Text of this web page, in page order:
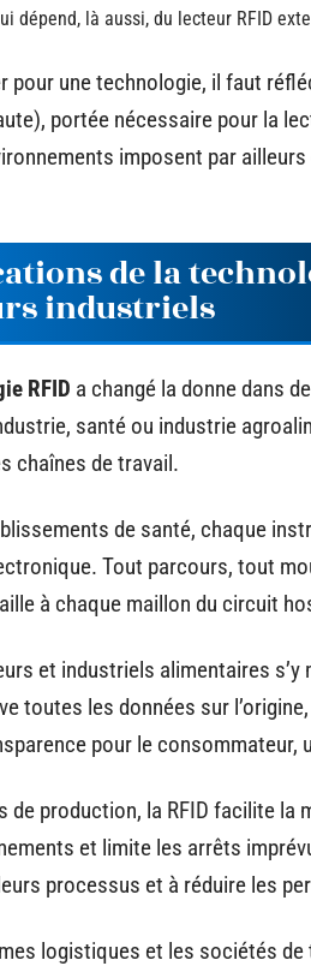
dépend, là aussi, du lecteur RFID
pour une technologie, il faut
portée nécessaire pour la
imposent par
de la
industriels
RFID a changé la donne dans
santé ou industrie
chaînes de travail.
de santé, chaque
Tout parcours, tout
à chaque maillon du circuit
et industriels alimentaires
toutes les données sur
pour le consommateur,
de production, la RFID facilite la
et limite les arrêts
processus et à réduire les
logistiques et les sociétés de